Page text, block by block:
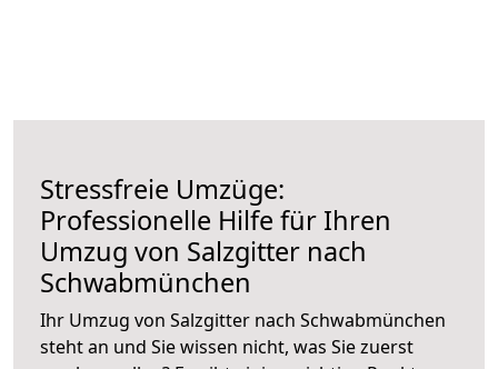
Stressfreie Umzüge:
Professionelle Hilfe für Ihren
Umzug von Salzgitter nach
Schwabmünchen
Ihr Umzug von Salzgitter nach Schwabmünchen
steht an und Sie wissen nicht, was Sie zuerst